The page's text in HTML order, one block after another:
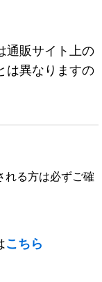
通販サイト上の
は異なりますの
れる方は必ずご確
こちら